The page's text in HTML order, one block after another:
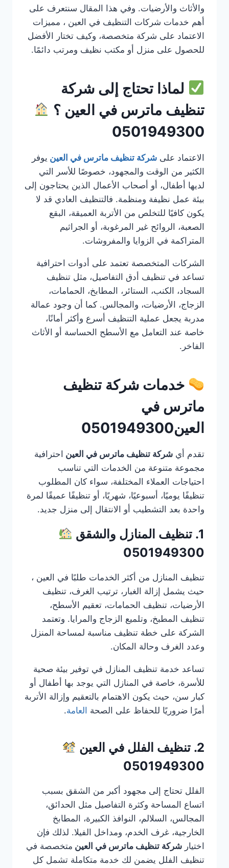
والأثاث والأرضيات. وفي هذا المقال سنتعرف على
أهم خدمات شركات التنظيف في العين ، مميزات
الاعتماد على شركة متخصصة، وكيف تختار الأفضل
للحصول على منزل أو مكتب نظيف ومرتب دائمًا.
لماذا تحتاج إلى شركة
تنظيف ماترس في العين ؟
0501949300
الاعتماد على شركة تنظيف ماترس في العين يوفر
الكثير من الوقت والمجهود، خصوصًا للأسر التي
لديها أطفال، أو أصحاب الأعمال الذين يحتاجون إلى
بيئة عمل نظيفة ومنظمة. فالتنظيف العادي قد لا
يكون كافيًا للتخلص من الأتربة العميقة، البقع
الصعبة، الروائح غير المرغوبة، أو الجراثيم
المتراكمة في الزوايا والمفروشات.
الشركات المتخصصة تعتمد على أدوات احترافية
تساعد في تنظيف أدق التفاصيل، مثل تنظيف
السجاد، الكنب، الستائر، المطابخ، الحمامات،
الزجاج، الأرضيات، والمجالس. كما أن وجود عمالة
مدربة يجعل عملية التنظيف أسرع وأكثر أمانًا،
خاصة عند التعامل مع الأسطح الحساسة أو الأثاث
الفاخر.
خدمات شركة تنظيف
ماترس في
العين0501949300
تقدم أي شركة تنظيف ماترس في العين احترافية
مجموعة متنوعة من الخدمات التي تناسب
احتياجات العملاء المختلفة، سواء كان المطلوب
تنظيفًا يوميًا، أسبوعيًا، شهريًا، أو تنظيفًا عميقًا لمرة
واحدة بعد التشطيب أو الانتقال إلى منزل جديد.
1. تنظيف المنازل والشقق
0501949300
تنظيف المنازل من أكثر الخدمات طلبًا في العين ،
حيث يشمل إزالة الغبار، ترتيب الغرف، تنظيف
الأرضيات، تنظيف الحمامات، تعقيم الأسطح،
تنظيف المطبخ، وتلميع الزجاج والمرايا. وتعتمد
الشركة على خطة تنظيف مناسبة لمساحة المنزل
وعدد الغرف وحالة المكان.
تساعد خدمة تنظيف المنازل في توفير بيئة صحية
للأسرة، خاصة في المنازل التي يوجد بها أطفال أو
كبار سن، حيث يكون الاهتمام بالتعقيم وإزالة الأتربة
أمرًا ضروريًا للحفاظ على الصحة العامة.
2. تنظيف الفلل في العين
0501949300
الفلل تحتاج إلى مجهود أكبر من الشقق بسبب
اتساع المساحة وكثرة التفاصيل مثل الحدائق،
المجالس، السلالم، النوافذ الكبيرة، المطابخ
الخارجية، غرف الخدم، ومداخل الفيلا. لذلك فإن
اختيار شركة تنظيف ماترس في العين متخصصة في
تنظيف الفلل يضمن لك خدمة متكاملة تشمل كل